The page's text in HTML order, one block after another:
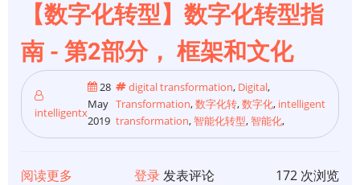
【数字化转型】数字化转型指
南 - 第2部分， 框架和文化
intelligentx
28
May
2019
digital transformation, Digital,
Transformation,数字化转,数字化, intelligent
transformation, 智能化转型, 智能化,
阅读更多 登录发表评论 172 次浏览